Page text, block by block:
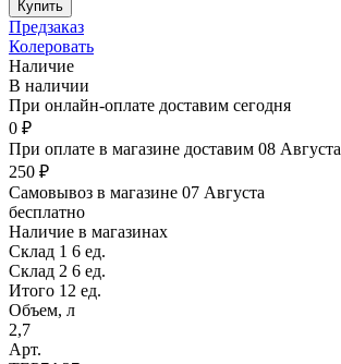
Предзаказ
Колеровать
Наличие
В наличии
При онлайн-оплате доставим сегодня
0 ₽
При оплате в магазине доставим 08 Августа
250 ₽
Самовывоз в магазине 07 Августа
бесплатно
Наличие в магазинах
Склад 1 6 ед.
Склад 2 6 ед.
Итого 12 ед.
Объем, л
2,7
Арт.